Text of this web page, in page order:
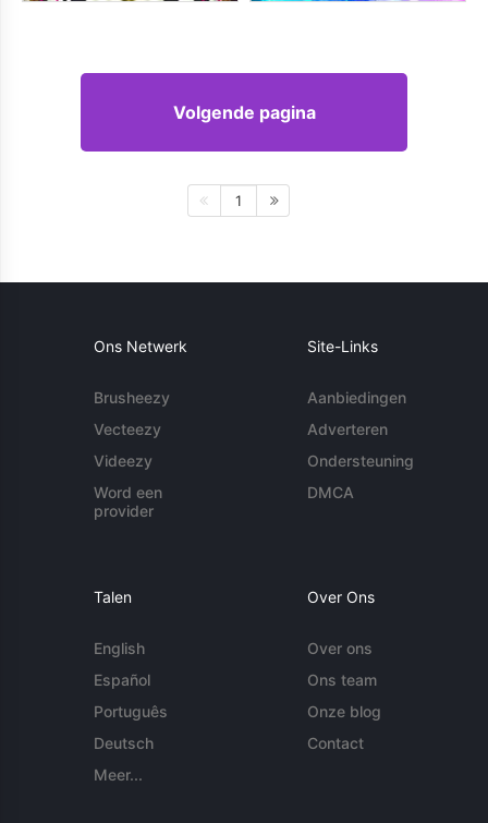
Volgende pagina
1
Ons Netwerk
Brusheezy
Vecteezy
Videezy
Word een
provider
Site-Links
Aanbiedingen
Adverteren
Ondersteuning
DMCA
Talen
English
Español
Português
Deutsch
Meer...
Over Ons
Over ons
Ons team
Onze blog
Contact